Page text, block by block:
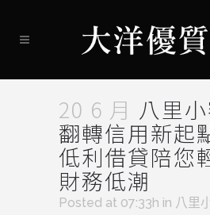
20 6 月 八里
翻轉信用新起
低利借貸陪您
財務低潮
Posted at 07:33h in 八里